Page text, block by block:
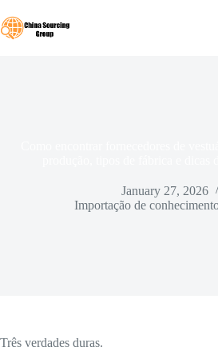
para
o
January 27, 2026
Importação de
Três verdades duras.